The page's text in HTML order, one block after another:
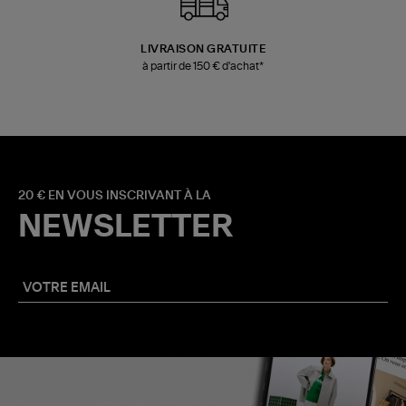
LIVRAISON GRATUITE
à partir de 150 € d'achat*
20 € EN VOUS INSCRIVANT À LA
NEWSLETTER